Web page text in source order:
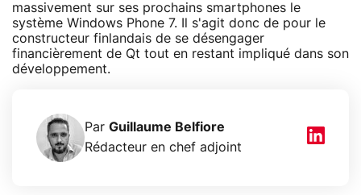
massivement sur ses prochains smartphones le
système Windows Phone 7. Il s'agit donc de pour le
constructeur finlandais de se désengager
financièrement de Qt tout en restant impliqué dans son
développement.
Par Guillaume Belfiore
Rédacteur en chef adjoint